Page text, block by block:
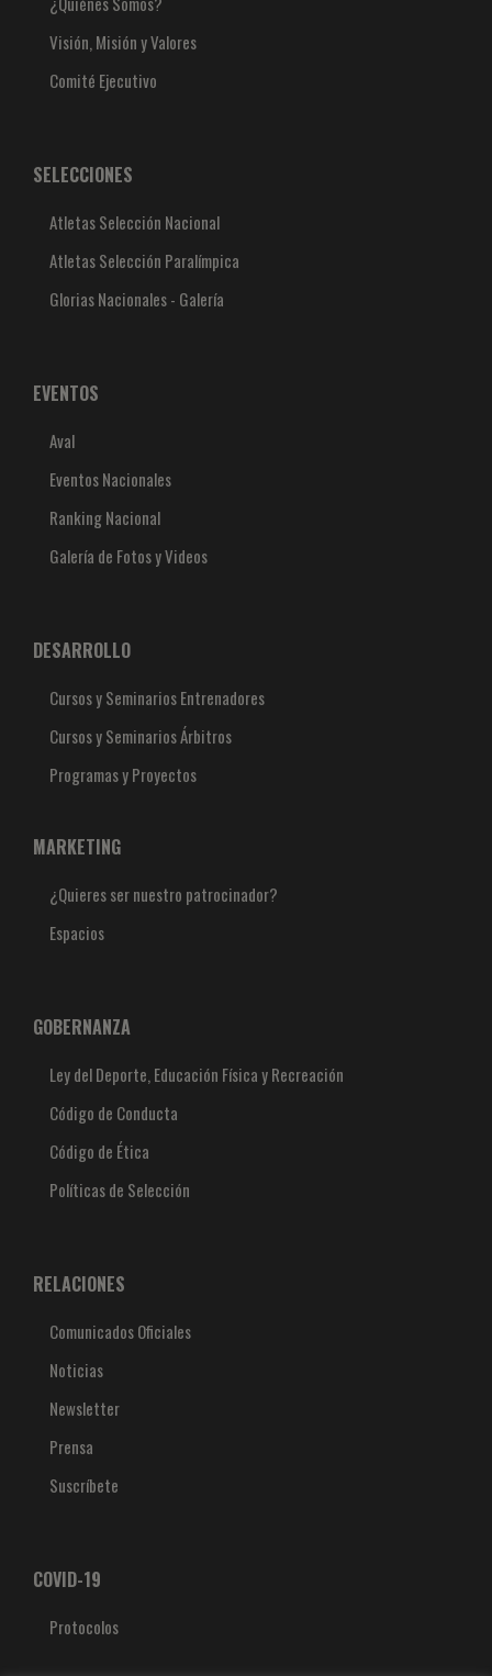
Visión, Misión y Valores
Comité Ejecutivo
SELECCIONES
Atletas Selección Nacional
Atletas Selección Paralímpica
Glorias Nacionales - Galería
EVENTOS
Aval
Eventos Nacionales
Ranking Nacional
Galería de Fotos y Videos
DESARROLLO
Cursos y Seminarios Entrenadores
Cursos y Seminarios Árbitros
Programas y Proyectos
MARKETING
¿Quieres ser nuestro patrocinador?
Espacios
GOBERNANZA
Ley del Deporte, Educación Física y Recreación
Código de Conducta
Código de Ética
Políticas de Selección
RELACIONES
Comunicados Oficiales
Noticias
Newsletter
Prensa
Suscríbete
COVID-19
Protocolos